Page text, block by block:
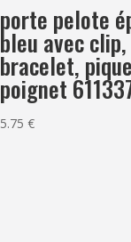
porte pelote
bleu avec
bracelet,
poignet
5.75€